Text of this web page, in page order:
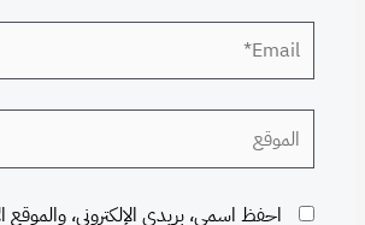
Email*
الموقع
احفظ اسمي، بريدي الإلكتروني، والموقع